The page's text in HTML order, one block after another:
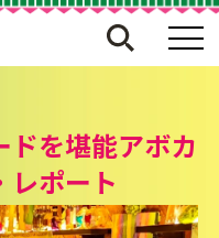
ドを堪能アボカ
レポート